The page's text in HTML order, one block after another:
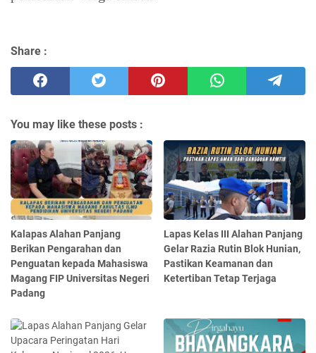
Share :
You may like these posts :
Kalapas Alahan Panjang
Berikan Pengarahan dan
Penguatan kepada Mahasiswa
Magang FIP Universitas Negeri
Padang
Lapas Kelas III Alahan Panjang
Gelar Razia Rutin Blok Hunian,
Pastikan Keamanan dan
Ketertiban Tetap Terjaga